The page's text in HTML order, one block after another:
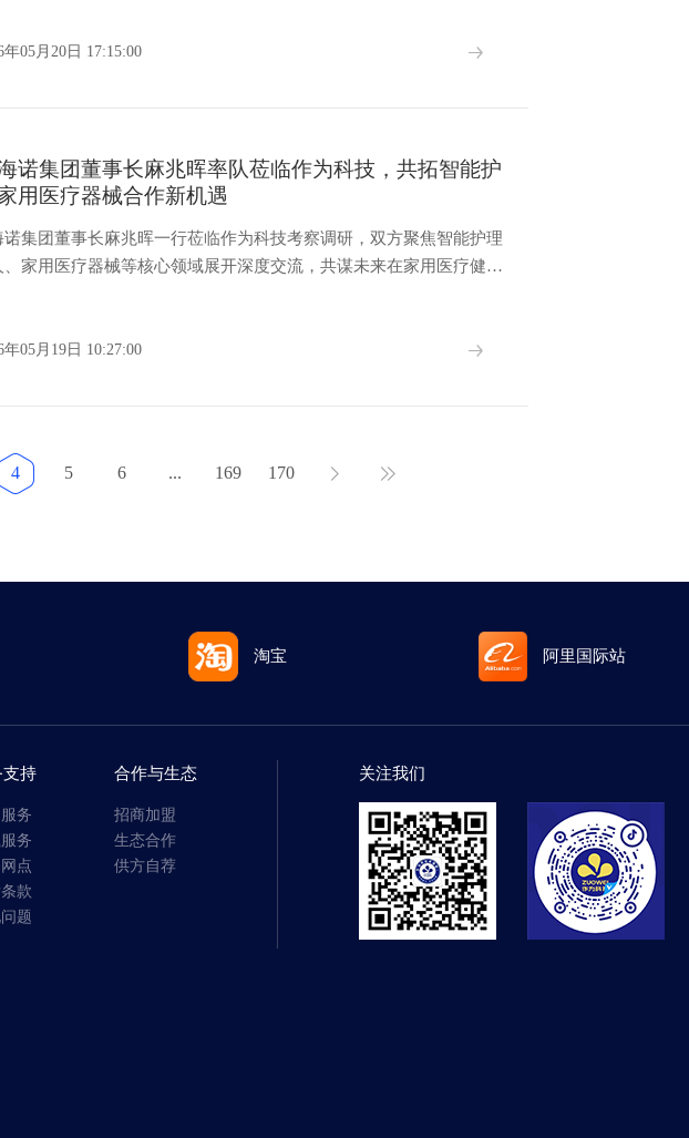
年05月20日 17:15:00
诺集团董事长麻兆晖率队莅临作为科技，共拓智能护
用医疗器械合作新机遇
诺集团董事长麻兆晖一行莅临作为科技考察调研，双方聚焦智能护理
、家用医疗器械等核心领域展开深度交流，共谋未来在家用医疗健康
年05月19日 10:27:00
4 5 6 ... 169 170
淘宝 阿里国际站
支持
务
务
点
款
题
合作与生态
招商加盟
生态合作
供方自荐
关注我们